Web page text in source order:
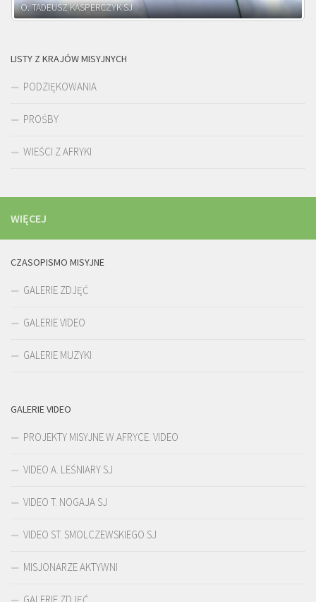
O. ADNRZEJ LEŚNIARA SJ
LISTY Z KRAJÓW MISYJNYCH
PODZIĘKOWANIA
PROŚBY
WIEŚCI Z AFRYKI
WIĘCEJ
CZASOPISMO MISYJNE
GALERIE ZDJĘĆ
GALERIE VIDEO
GALERIE MUZYKI
GALERIE VIDEO
PROJEKTY MISYJNE W AFRYCE. VIDEO
VIDEO A. LEŚNIARY SJ
VIDEO T. NOGAJA SJ
VIDEO ST. SMOLCZEWSKIEGO SJ
MISJONARZE AKTYWNI
GALERIE ZDJĘĆ